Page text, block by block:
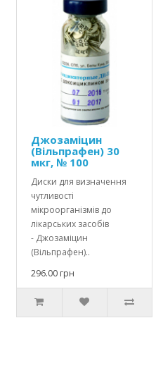
Джозаміцин
(Вільпрафен) 30
мкг, № 100
Диски для визначення
чутливості
мікроорганізмів до
лікарських засобів
- Джозаміцин
(Вільпрафен)..
296.00 грн